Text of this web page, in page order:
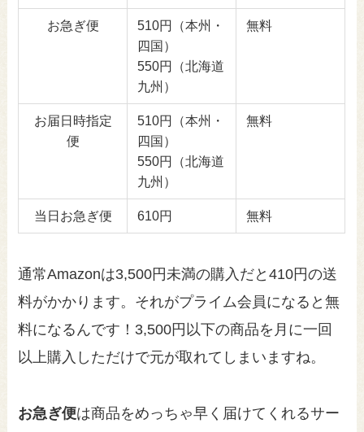
お急ぎ便
510円（本州・
四国）
550円（北海道
九州）
無料
お届日時指定
便
510円（本州・
四国）
550円（北海道
九州）
無料
当日お急ぎ便 610円 無料
通常Amazonは3,500円未満の購入だと410円の送
料がかかります。それがプライム会員になると無
料になるんです！3,500円以下の商品を月に一回
以上購入しただけで元が取れてしまいますね。
お急ぎ便は商品をめっちゃ早く届けてくれるサー